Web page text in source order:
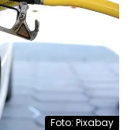
Foto: Pixabay